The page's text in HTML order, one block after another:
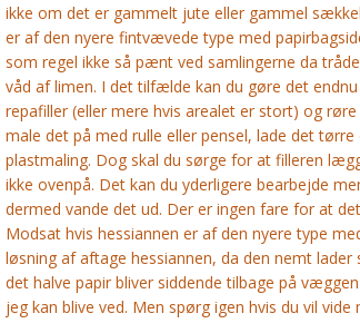
ikke om det er gammelt jute eller gammel
er af den nyere fintvævede type med
som regel ikke så pænt ved samlingerne da
våd af limen. I det tilfælde kan du gøre det
repafiller (eller mere hvis arealet er stort) og
male det på med rulle eller pensel, lade det
plastmaling. Dog skal du sørge for at filleren
ikke ovenpå. Det kan du yderligere bearbejde
dermed vande det ud. Der er ingen fare for at
Modsat hvis hessiannen er af den nyere type
løsning af aftage hessiannen, da den nemt
det halve papir bliver siddende tilbage på
jeg kan blive ved. Men spørg igen hvis du vil vide